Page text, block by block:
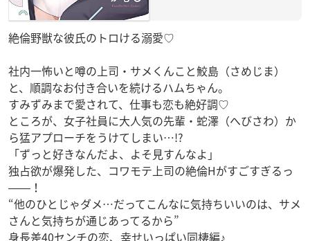
絶倫野獣な彼氏のトロける溺愛♡
社内一怖いと噂の上司・サメくんこと鮫島（さめじま）
と、順調なお付き合いを続けるハムちゃん。
すみずみまで愛されて、仕事も恋も絶好調♡
ところが、女子社員に大人気の先輩・蛇澤（へびさわ）か
ら猛アプローチをうけてしまい…!?
「ずっと好きなんだよ、よそ見すんなよ」
独占欲が爆発した、コワモテ上司の絶倫Hがすごすぎるっ
――！
“他のひとじゃダメ…だってこんなに気持ちいいのは、サメ
さんと気持ちが通じあってるから”
身長差40センチの恋、幸せいっぱい同棲編♪